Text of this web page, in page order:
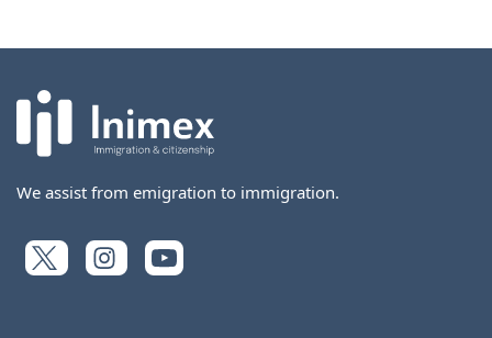
We assist from emigration to immigration.